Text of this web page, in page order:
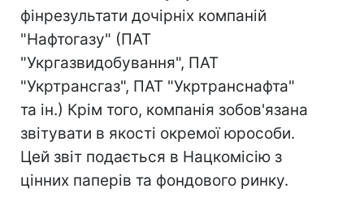
фінрезультати дочірніх компаній
"Нафтогазу" (ПАТ
"Укргазвидобування", ПАТ
"Укртрансгаз", ПАТ "Укртранснафта"
та ін.) Крім того, компанія зобов'язана
звітувати в якості окремої юрособи.
Цей звіт подається в Нацкомісію з
цінних паперів та фондового ринку.